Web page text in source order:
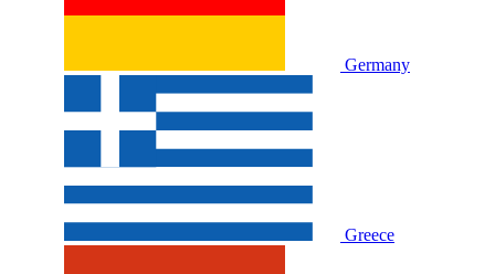
Germany
Greece